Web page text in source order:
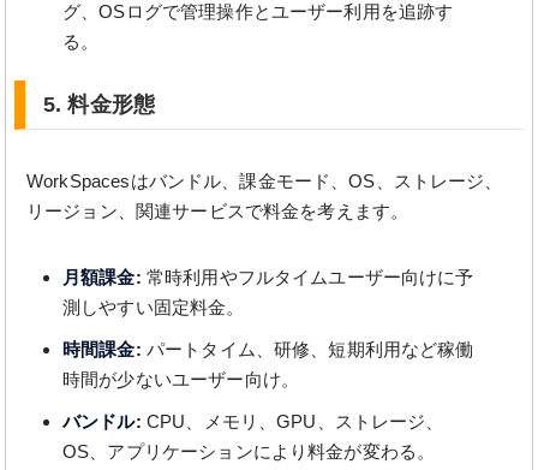
グ、OSログで管理操作とユーザー利用を追跡す
る。
5. 料金形態
WorkSpacesはバンドル、課金モード、OS、ストレージ、
リージョン、関連サービスで料金を考えます。
月額課金: 常時利用やフルタイムユーザー向けに予
測しやすい固定料金。
時間課金: パートタイム、研修、短期利用など稼働
時間が少ないユーザー向け。
バンドル: CPU、メモリ、GPU、ストレージ、
OS、アプリケーションにより料金が変わる。